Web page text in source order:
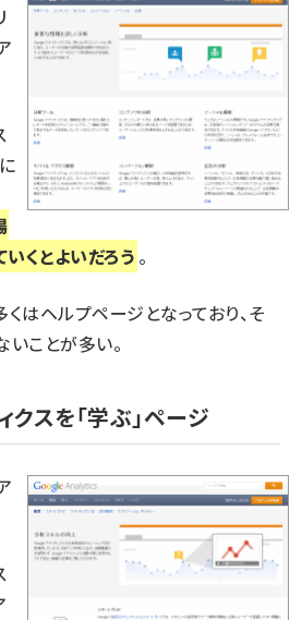
いくとよいだろう 。
はヘルプページとなっており、そ
ことが多い。
スを「学ぶ」ページ